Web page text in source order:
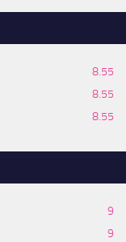
8.55
8.55
8.55
9
9